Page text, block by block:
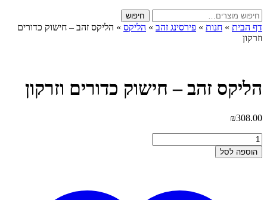
חיפוש
עבור:
חיפוש
דף הבית » חנות » פירסינג זהב » הליקס » הליקס זהב – חישוק כדורים
וזרקון
הליקס זהב – חישוק כדורים וזרקון
₪308.00
כמות
של
הליקס
הוספה לסל